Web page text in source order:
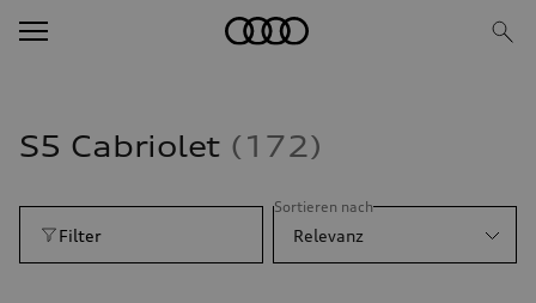
S5 Cabriolet 172
Filter
Sortieren nach
Relevanz